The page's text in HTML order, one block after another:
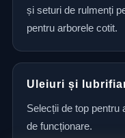
și seturi de rulmenți
pentru arborele cotit.
Uleiuri și
Selecții de top pentru
de funcționare.